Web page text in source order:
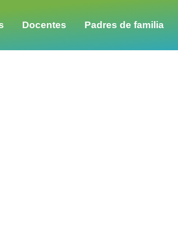
Docentes Padres de familia